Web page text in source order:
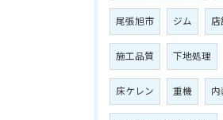
尾張旭市 ジム 店
施工品質 下地処理
床ケレン 重機 内